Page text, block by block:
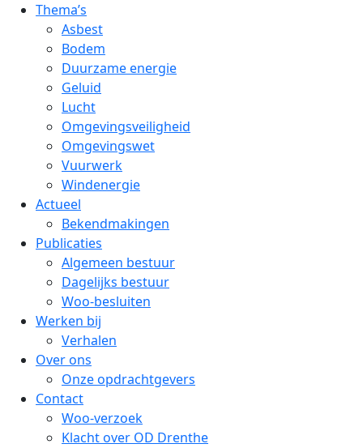
Thema’s
Asbest
Bodem
Duurzame energie
Geluid
Lucht
Omgevingsveiligheid
Omgevingswet
Vuurwerk
Windenergie
Actueel
Bekendmakingen
Publicaties
Algemeen bestuur
Dagelijks bestuur
Woo-besluiten
Werken bij
Verhalen
Over ons
Onze opdrachtgevers
Contact
Woo-verzoek
Klacht over OD Drenthe